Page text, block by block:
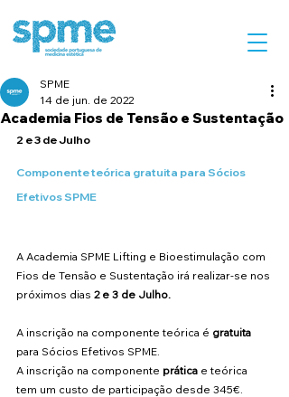
Academia Fios de Tensão e Sustentação
SPME
14 de jun. de 2022
2 e 3 de Julho
Componente teórica gratuita para Sócios
Efetivos SPME
A Academia SPME Lifting e Bioestimulação com
Fios de Tensão e Sustentação irá realizar-se nos
próximos dias 2 e 3 de Julho.
A inscrição na componente teórica é gratuita
para Sócios Efetivos SPME.
A inscrição na componente prática e teórica
tem um custo de participação desde 345€.